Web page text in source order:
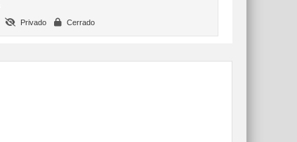
Privado Cerrado